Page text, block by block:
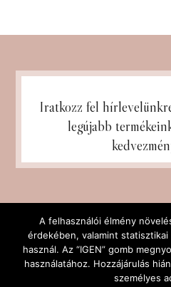
Iratkozz fel
legújabb
A felhasználói élmény
érdekében, valamint
használ. Az “IGEN” gomb
használatához. Hozzájárulás
személyes